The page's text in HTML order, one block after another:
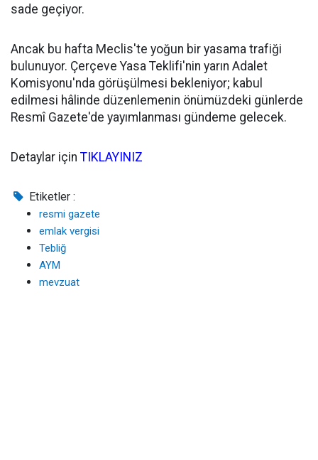
sade geçiyor.
Ancak bu hafta Meclis'te yoğun bir yasama trafiği
bulunuyor. Çerçeve Yasa Teklifi'nin yarın Adalet
Komisyonu'nda görüşülmesi bekleniyor; kabul
edilmesi hâlinde düzenlemenin önümüzdeki günlerde
Resmî Gazete'de yayımlanması gündeme gelecek.
Detaylar için TIKLAYINIZ
Etiketler :
resmi gazete
emlak vergisi
Tebliğ
AYM
mevzuat